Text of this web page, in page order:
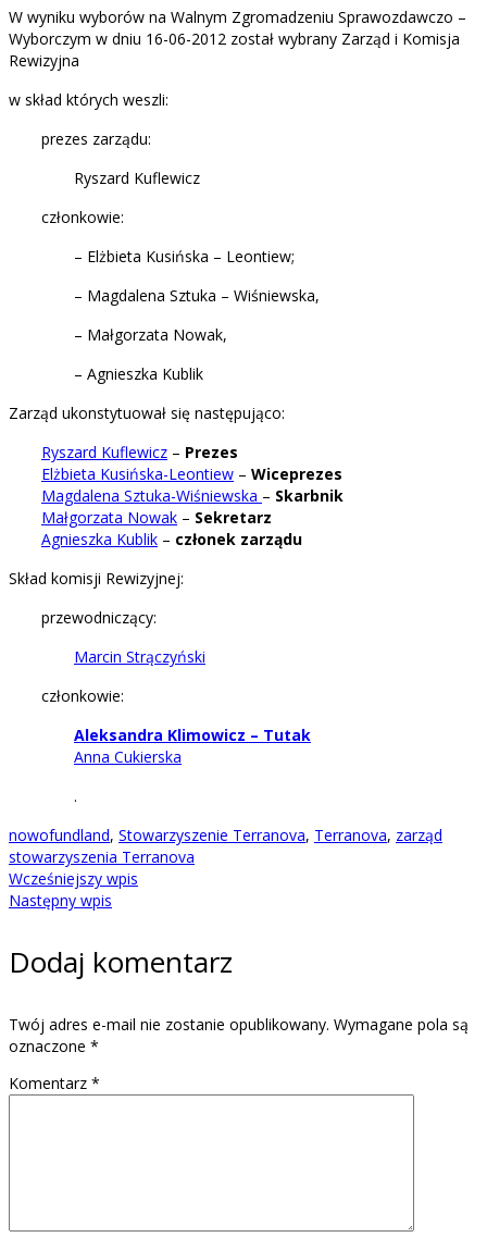
W wyniku wyborów na Walnym Zgromadzeniu Sprawozdawczo –
Wyborczym w dniu 16-06-2012 został wybrany Zarząd i Komisja
Rewizyjna
w skład których weszli:
prezes zarządu:
Ryszard Kuflewicz
członkowie:
– Elżbieta Kusińska – Leontiew;
– Magdalena Sztuka – Wiśniewska,
– Małgorzata Nowak,
– Agnieszka Kublik
Zarząd ukonstytuował się następująco:
Ryszard Kuflewicz – Prezes
Elżbieta Kusińska-Leontiew – Wiceprezes
Magdalena Sztuka-Wiśniewska – Skarbnik
Małgorzata Nowak – Sekretarz
Agnieszka Kublik – członek zarządu
Skład komisji Rewizyjnej:
przewodniczący:
Marcin Strączyński
członkowie:
Aleksandra Klimowicz – Tutak
Anna Cukierska
.
nowofundland, Stowarzyszenie Terranova, Terranova, zarząd
stowarzyszenia Terranova
Wcześniejszy wpis
Następny wpis
Dodaj komentarz
Twój adres e-mail nie zostanie opublikowany. Wymagane pola są
oznaczone *
Komentarz *